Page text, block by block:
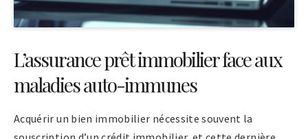
L’assurance prêt immobilier face aux
maladies auto-immunes
Acquérir un bien immobilier nécessite souvent la